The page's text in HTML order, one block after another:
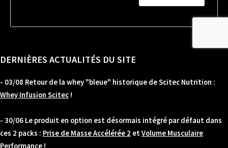
DERNIÈRES ACTUALITÉS DU SITE
- 03/08 Retour de la whey "bleue" historique de Scitec Nutrition :
Whey Infusion Scitec !
- 30/06 Le produit en option est désormais intégré par défaut dans
ces 2 packs : Prise de Masse Accélérée 2 etVolume Musculaire
Performance !